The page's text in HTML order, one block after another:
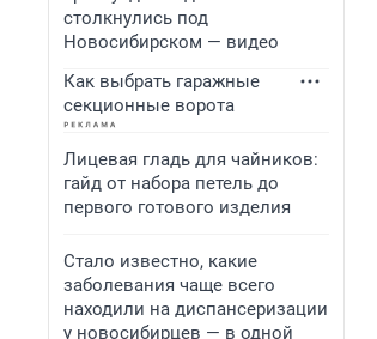
столкнулись под
Новосибирском — видео
Как выбрать гаражные
секционные ворота
Лицевая гладь для чайников:
гайд от набора петель до
первого готового изделия
Стало известно, какие
заболевания чаще всего
находили на диспансеризации
у новосибирцев — в одной